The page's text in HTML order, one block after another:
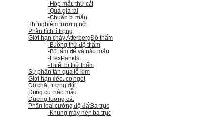
-Hộp mẫu thử cắt
-Quả gia tải
-Chuẩn bị mẫu
Thí nghiệm trương nở
Phân tích tỉ trọng
Giới hạn chảy AtterbergĐộ thấm
-Buồng thử độ thấm
-Bộ tấm đế và nắp mẫu
-FlexPanels
-Thiết bị thử thấm
Sự phân tán qua lỗ kim
Giới hạn dẻo, co ngót
Độ chặt tương đối
Dụng cụ tháo mẫu
Đương lượng cát
Phân loại cường độ đấtBa trục
-Khung máy nén ba trục